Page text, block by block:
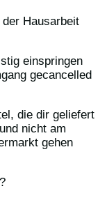
Hausarbeit
einspringen
gecancelled
die dir geliefert
nicht am
gehen